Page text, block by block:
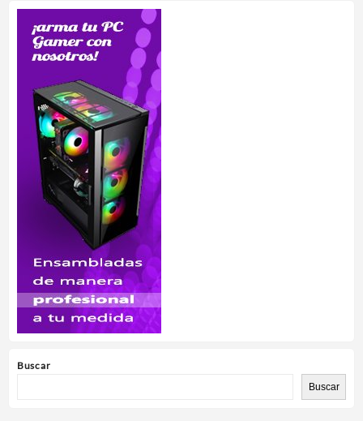
Buscar
Buscar